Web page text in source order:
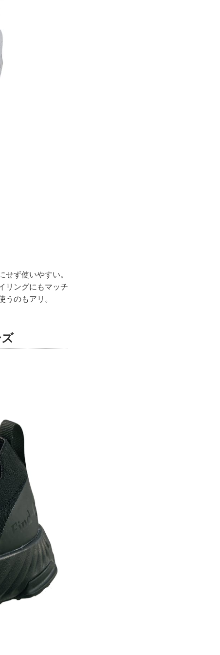
ず使いやすい。
リングにもマッチ
うのもアリ。